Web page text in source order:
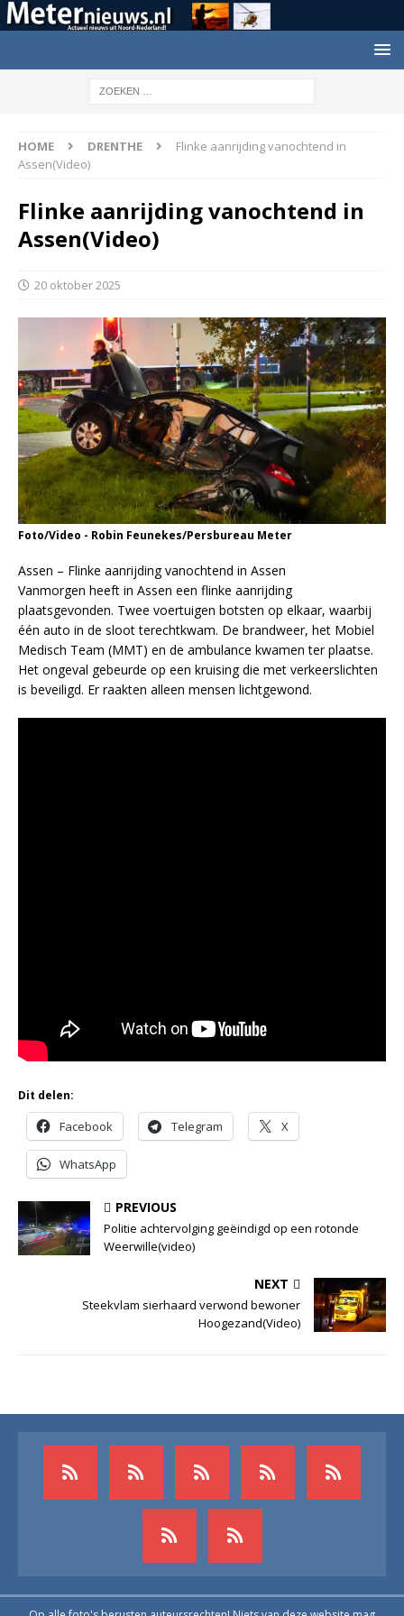
HOME DRENTHE
Flinke aanrijding vanochtend in
Assen(Video)
Flinke aanrijding vanochtend in
Assen(Video)
20 oktober 2025
Foto/Video - Robin Feunekes/Persbureau Meter
Assen – Flinke aanrijding vanochtend in Assen
Vanmorgen heeft in Assen een flinke aanrijding
plaatsgevonden. Twee voertuigen botsten op elkaar, waarbij
één auto in de sloot terechtkwam. De brandweer, het Mobiel
Medisch Team (MMT) en de ambulance kwamen ter plaatse.
Het ongeval gebeurde op een kruising die met verkeerslichten
is beveiligd. Er raakten alleen mensen lichtgewond.
Dit delen:
Facebook Telegram X
WhatsApp
PREVIOUS
Politie achtervolging geëindigd op een rotonde
Weerwille(video)
NEXT
Steekvlam sierhaard verwond bewoner
Hoogezand(Video)